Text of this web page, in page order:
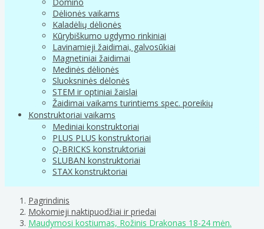
Dėlionės vaikams
Kaladėlių dėlionės
Kūrybiškumo ugdymo rinkiniai
Lavinamieji žaidimai, galvosūkiai
Magnetiniai žaidimai
Medinės dėlionės
Sluoksninės dėlonės
STEM ir optiniai žaislai
Žaidimai vaikams turintiems spec. poreikių
Konstruktoriai vaikams
Mediniai konstruktoriai
PLUS PLUS konstruktoriai
Q-BRICKS konstruktoriai
SLUBAN konstruktoriai
STAX konstruktoriai
Pagrindinis
Mokomieji naktipuodžiai ir priedai
Maudymosi kostiumas, Rožinis Drakonas 18-24 mėn.